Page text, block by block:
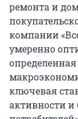
ремонта и
компании
умеренно
ключевая
активности и